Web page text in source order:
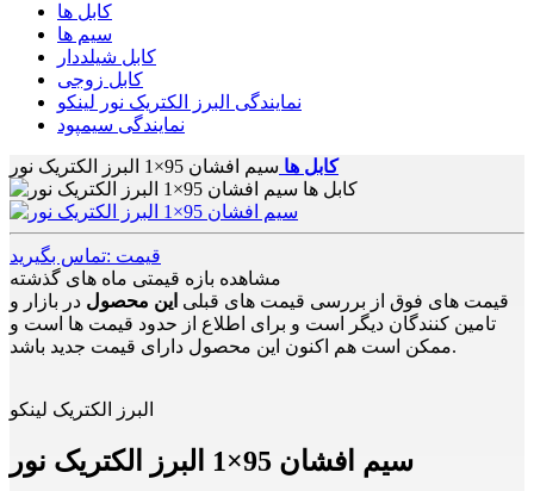
کابل ها
سیم ها
کابل شیلددار
کابل زوجی
نمایندگی البرز الکتریک نور لینکو
نمایندگی سیمپود
کابل ها سیم افشان 95×1 البرز الکتریک نور
قیمت :تماس بگیرید
مشاهده بازه قیمتی ماه های گذشته
قیمت های فوق از بررسی قیمت های قبلی این محصول در بازار و
تامین کنندگان دیگر است و برای اطلاع از حدود قیمت ها است و
ممکن است هم اکنون این محصول دارای قیمت جدید باشد.
البرز الکتریک لینکو
سیم افشان 95×1 البرز الکتریک نور